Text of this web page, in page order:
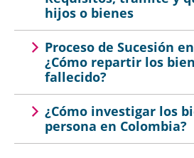
hijos o bienes
Proceso de Sucesión
¿Cómo repartir los
fallecido?
¿Cómo investigar los
persona en Colombia?